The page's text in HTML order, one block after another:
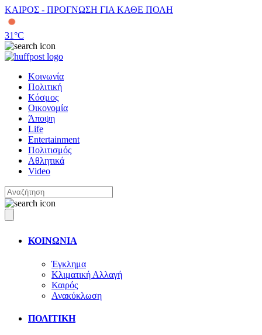
ΚΑΙΡΟΣ - ΠΡΟΓΝΩΣΗ ΓΙΑ ΚΑΘΕ ΠΟΛΗ
31°C
Κοινωνία
Πολιτική
Κόσμος
Οικονομία
Άποψη
Life
Entertainment
Πολιτισμός
Αθλητικά
Video
ΚΟΙΝΩΝΙΑ
Έγκλημα
Κλιματική Αλλαγή
Καιρός
Ανακύκλωση
ΠΟΛΙΤΙΚΗ